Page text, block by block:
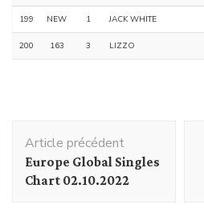
199 NEW 1 JACK WHITE
200 163 3 LIZZO
d'article
Article précédent
Europe Global Singles
Chart 02.10.2022